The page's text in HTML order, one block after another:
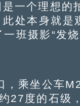
个理想的
处本身就是
班摄影“发
乘坐公车
27度的石级